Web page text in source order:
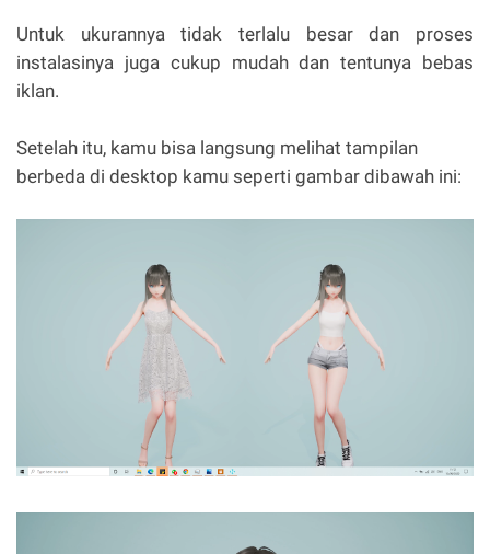
Untuk ukurannya tidak terlalu besar dan proses
instalasinya juga cukup mudah dan tentunya bebas
iklan.
Setelah itu, kamu bisa langsung melihat tampilan
berbeda di desktop kamu seperti gambar dibawah ini: